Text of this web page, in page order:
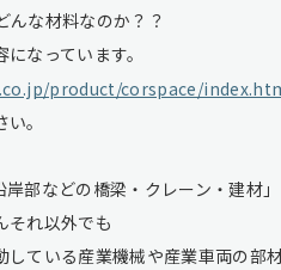
んな材料なのか？？
なっています。
product/corspace/
。
部などの橋梁・クレーン・建材
それ以外でも
している産業機械や産業車両の部